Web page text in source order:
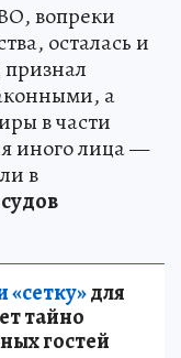
вопреки
осталась и
признал
а
в части
иного лица —
в
для
тайно
гостей